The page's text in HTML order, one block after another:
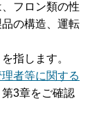
フロン類の性
の構造、運転
指します。
者等に関する
第3章をご確認